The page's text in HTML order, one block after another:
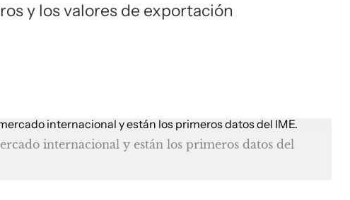
y los valores de exportación
internacional y están los primeros datos del